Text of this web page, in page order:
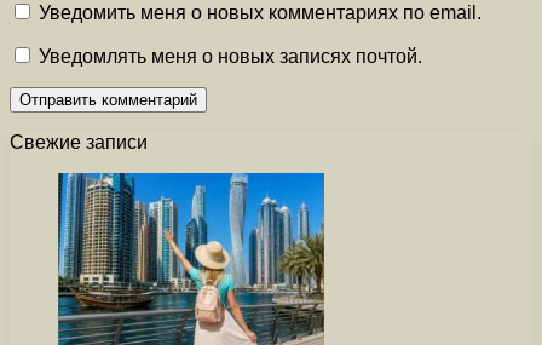
Уведомить меня о новых комментариях по email.
Уведомлять меня о новых записях почтой.
Свежие записи